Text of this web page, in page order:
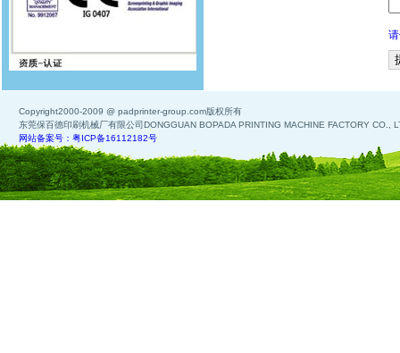
Copyright2000-2009 @ padprinter-group.com版权所有
东莞保百德印刷机械厂有限公司DONGGUAN BOPADA PRINTING MACHINE FACTORY CO.,
网站备案号：粤ICP备16112182号